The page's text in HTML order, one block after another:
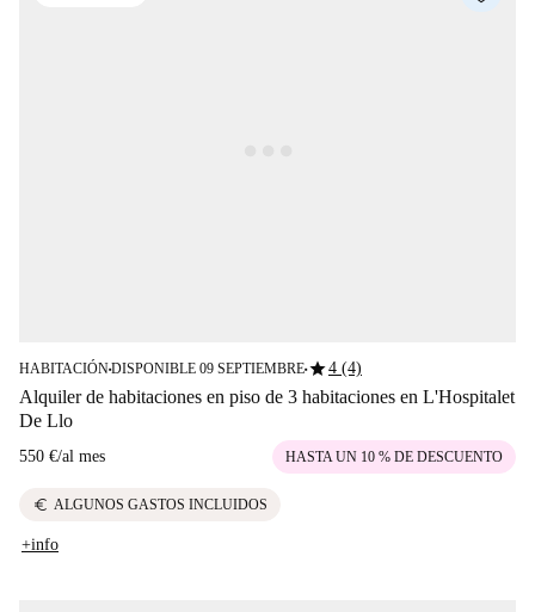
HABITACIÓN■DISPONIBLE 09 SEPTIEMBRE■star4 (4)
Alquiler de habitaciones en piso de 3 habitaciones en L'Hospitalet
De Llo
550 €/al mes HASTA UN 10 % DE DESCUENTO
euro ALGUNOS GASTOS INCLUIDOS
+info